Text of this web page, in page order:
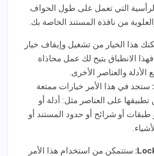
التي تعمل على طول الحواف
من نافذة المستند الخاصة بك.
هذا الخيار من تشغيل وإيقاف خيار
فهذا الانطباق يتيح لك عمل محاذاة
الأدلة والعناصر الأخرى.
ستجد في هذا الأمر خيارات ممتعة
على العناصر مثل: أدلة أو
أو شرائح أو حدود المستند أو
ستتمكن من استخدام هذا الأمر